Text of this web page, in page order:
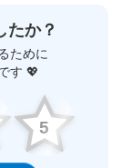
たか？
ために
す 💖
5